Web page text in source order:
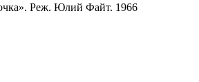
Реж. Юлий Файт. 1966